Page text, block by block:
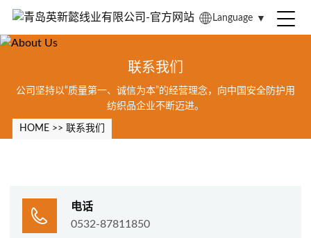
Language ▼
联系我们
公司坚持以“质量第一、诚信为本”的经营理念，向中国安全防护用
纺织品企业不断迈进。
HOME>> 联系我们
电话
0532-87811850